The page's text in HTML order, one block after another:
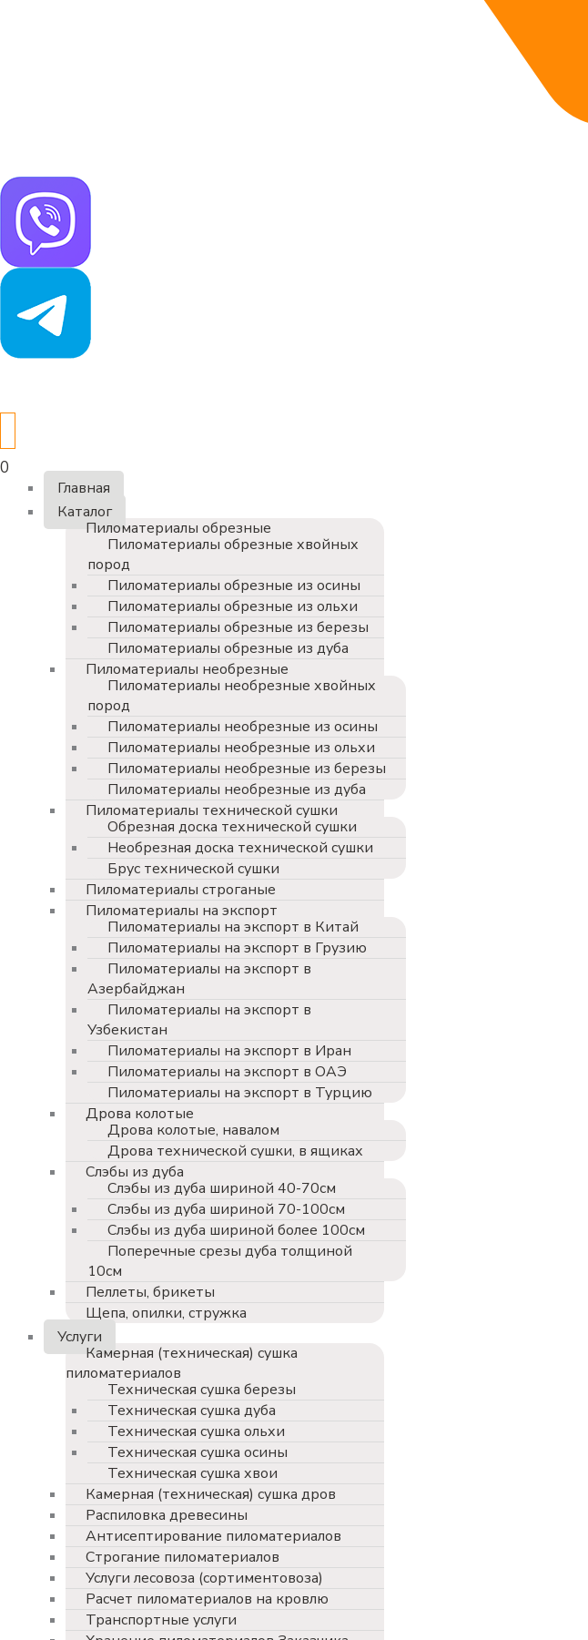
0
Главная
Каталог
Пиломатериалы обрезные
Пиломатериалы обрезные хвойных
пород
Пиломатериалы обрезные из осины
Пиломатериалы обрезные из ольхи
Пиломатериалы обрезные из березы
Пиломатериалы обрезные из дуба
Пиломатериалы необрезные
Пиломатериалы необрезные хвойных
пород
Пиломатериалы необрезные из осины
Пиломатериалы необрезные из ольхи
Пиломатериалы необрезные из березы
Пиломатериалы необрезные из дуба
Пиломатериалы технической сушки
Обрезная доска технической сушки
Необрезная доска технической сушки
Брус технической сушки
Пиломатериалы строганые
Пиломатериалы на экспорт
Пиломатериалы на экспорт в Китай
Пиломатериалы на экспорт в Грузию
Пиломатериалы на экспорт в
Азербайджан
Пиломатериалы на экспорт в
Узбекистан
Пиломатериалы на экспорт в Иран
Пиломатериалы на экспорт в ОАЭ
Пиломатериалы на экспорт в Турцию
Дрова колотые
Дрова колотые, навалом
Дрова технической сушки, в ящиках
Слэбы из дуба
Слэбы из дуба шириной 40-70см
Слэбы из дуба шириной 70-100см
Слэбы из дуба шириной более 100см
Поперечные срезы дуба толщиной
10см
Пеллеты, брикеты
Щепа, опилки, стружка
Услуги
Камерная (техническая) сушка
пиломатериалов
Техническая сушка березы
Техническая сушка дуба
Техническая сушка ольхи
Техническая сушка осины
Техническая сушка хвои
Камерная (техническая) сушка дров
Распиловка древесины
Антисептирование пиломатериалов
Строгание пиломатериалов
Услуги лесовоза (сортиментовоза)
Расчет пиломатериалов на кровлю
Транспортные услуги